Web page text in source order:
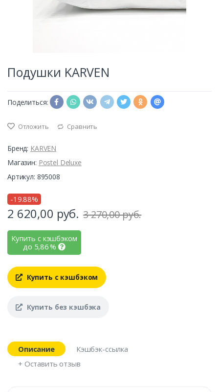
Подушки KARVEN
Поделиться:
Отложить Сравнить
Бренд: KARVEN
Магазин: Postel Deluxe
Артикул: 895008
-19.88%
2 620,00 руб. 3 270,00 руб.
Купить с кэшбэком
до 5,86%
Купить с кэшбэком
Купить без кэшбэка
Описание
Кэшбэк-ссылка
+ Оставить отзыв